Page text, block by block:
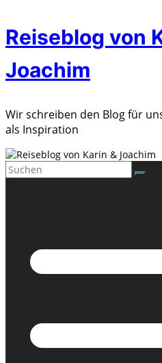
Zum
Inhalt
springen
Reiseblog von
Joachim
Wir schreiben den Blog für
als Inspiration